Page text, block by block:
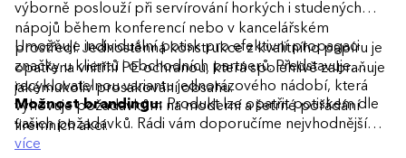
výborně poslouží při servírování horkých i studených
nápojů během konferencí nebo v kancelářském
prostředí. Jednostěnná konstrukce z kvalitního papíru je
opatřena vnitřní PE ochranou, která spolehlivě zabraňuje
jakémukoliv prosakování obsahu.
Umožňuje individuální potisk pro efektivní propagaci
značky u klientů i obchodních partnerů. Představuje
recyklovatelnou variantu jednorázového nádobí, která
vyhovuje požadavkům na moderní a šetrné pořádání
firemních akcí.
Možnost brandingu: Produkt lze opatřit potiskem dle
vašich požadavků. Rádi vám doporučíme nejvhodnější
technologii potisku s ohledem na design i váš rozpočet.
více